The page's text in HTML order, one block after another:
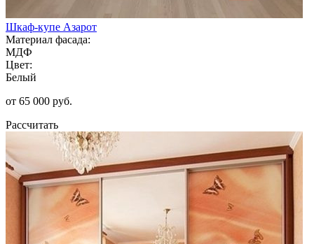
Шкаф-купе Азарот
Материал фасада:
МДФ
Цвет:
Белый
от 65 000 руб.
Рассчитать